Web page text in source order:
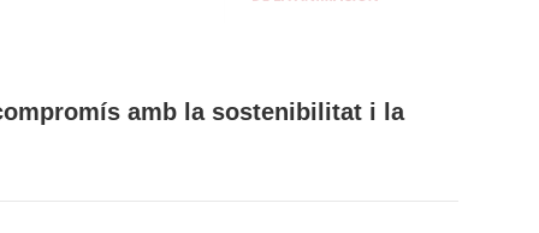
amb la sostenibilitat i la